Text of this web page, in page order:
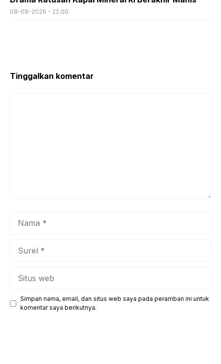
08-08-2026 - 22.00
Tinggalkan komentar
Simpan nama, email, dan situs web saya pada peramban ini untuk
komentar saya berikutnya.